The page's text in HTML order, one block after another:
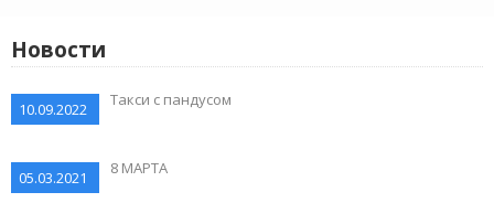
Новости
10.09.2022 Такси с пандусом
05.03.2021 8 МАРТА